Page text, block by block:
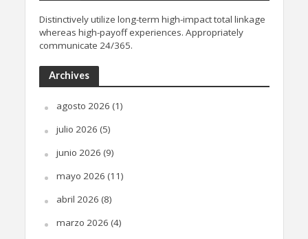
Distinctively utilize long-term high-impact total linkage
whereas high-payoff experiences. Appropriately
communicate 24/365.
Archives
agosto 2026 (1)
julio 2026 (5)
junio 2026 (9)
mayo 2026 (11)
abril 2026 (8)
marzo 2026 (4)